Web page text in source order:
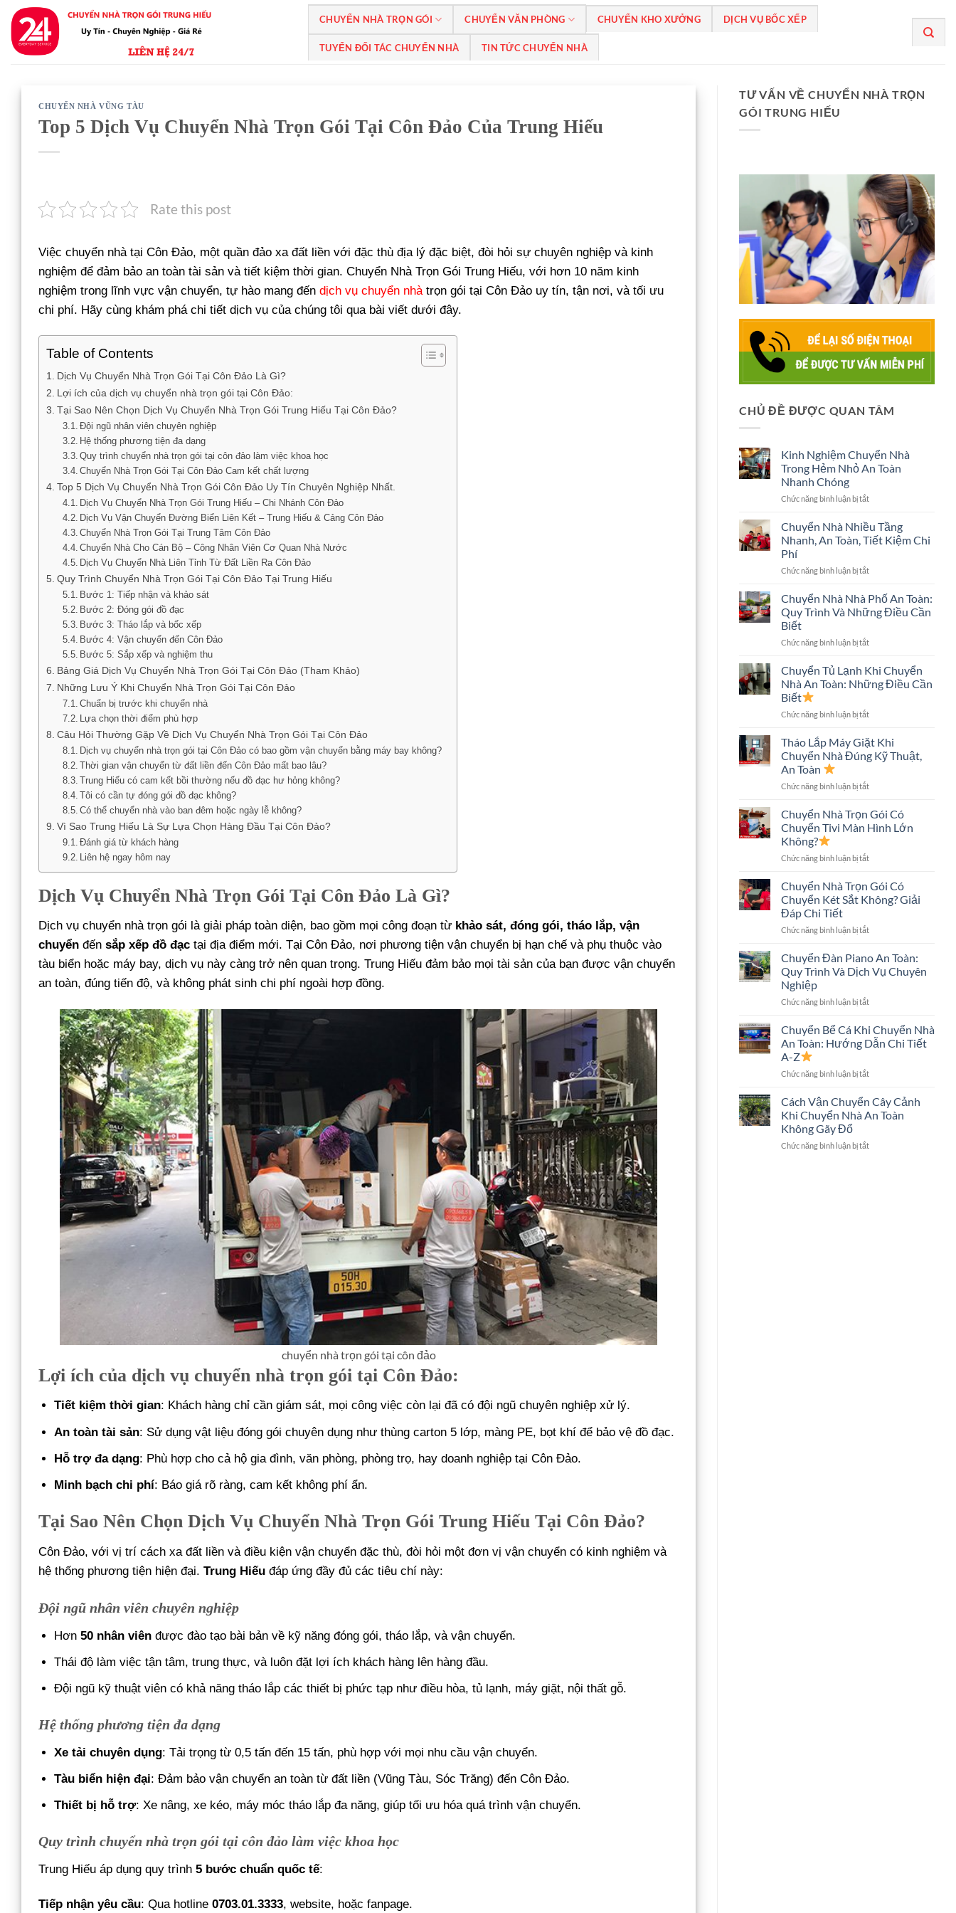
qua
nội
CHUYỂN NHÀ TRỌN GÓI CHUYỂN VĂN PHÒNG CHUYỂN KHO XƯỞNG DỊCH VỤ BỐC XẾP
TUYỂN ĐỐI TÁC CHUYỂN NHÀ TIN TỨC CHUYỂN NHÀ
CHUYỂN NHÀ VŨNG TÀU
Top 5 Dịch Vụ Chuyển Nhà Trọn Gói Tại Côn Đảo Của Trung Hiếu
Rate this post
Việc chuyển nhà tại Côn Đảo, một quần đảo xa đất liền với đặc thù địa lý đặc biệt, đòi hỏi sự chuyên nghiệp và kinh
nghiệm để đảm bảo an toàn tài sản và tiết kiệm thời gian. Chuyển Nhà Trọn Gói Trung Hiếu, với hơn 10 năm kinh
nghiệm trong lĩnh vực vận chuyển, tự hào mang đến dịch vụ chuyển nhà trọn gói tại Côn Đảo uy tín, tận nơi, và tối ưu
chi phí. Hãy cùng khám phá chi tiết dịch vụ của chúng tôi qua bài viết dưới đây.
Table of Contents
Dịch Vụ Chuyển Nhà Trọn Gói Tại Côn Đảo Là Gì?
Lợi ích của dịch vụ chuyển nhà trọn gói tại Côn Đảo:
Tại Sao Nên Chọn Dịch Vụ Chuyển Nhà Trọn Gói Trung Hiếu Tại Côn Đảo?
Đội ngũ nhân viên chuyên nghiệp
Hệ thống phương tiện đa dạng
Quy trình chuyển nhà trọn gói tại côn đảo làm việc khoa học
Chuyển Nhà Trọn Gói Tại Côn Đảo Cam kết chất lượng
Top 5 Dịch Vụ Chuyển Nhà Trọn Gói Côn Đảo Uy Tín Chuyên Nghiệp Nhất.
Dịch Vụ Chuyển Nhà Trọn Gói Trung Hiếu – Chi Nhánh Côn Đảo
Dịch Vụ Vận Chuyển Đường Biển Liên Kết – Trung Hiếu & Cảng Côn Đảo
Chuyển Nhà Trọn Gói Tại Trung Tâm Côn Đảo
Chuyển Nhà Cho Cán Bộ – Công Nhân Viên Cơ Quan Nhà Nước
Dịch Vụ Chuyển Nhà Liên Tỉnh Từ Đất Liền Ra Côn Đảo
Quy Trình Chuyển Nhà Trọn Gói Tại Côn Đảo Tại Trung Hiếu
Bước 1: Tiếp nhận và khảo sát
Bước 2: Đóng gói đồ đạc
Bước 3: Tháo lắp và bốc xếp
Bước 4: Vận chuyển đến Côn Đảo
Bước 5: Sắp xếp và nghiệm thu
Bảng Giá Dịch Vụ Chuyển Nhà Trọn Gói Tại Côn Đảo (Tham Khảo)
Những Lưu Ý Khi Chuyển Nhà Trọn Gói Tại Côn Đảo
Chuẩn bị trước khi chuyển nhà
Lựa chọn thời điểm phù hợp
Câu Hỏi Thường Gặp Về Dịch Vụ Chuyển Nhà Trọn Gói Tại Côn Đảo
Dịch vụ chuyển nhà trọn gói tại Côn Đảo có bao gồm vận chuyển bằng máy bay không?
Thời gian vận chuyển từ đất liền đến Côn Đảo mất bao lâu?
Trung Hiếu có cam kết bồi thường nếu đồ đạc hư hỏng không?
Tôi có cần tự đóng gói đồ đạc không?
Có thể chuyển nhà vào ban đêm hoặc ngày lễ không?
Vì Sao Trung Hiếu Là Sự Lựa Chọn Hàng Đầu Tại Côn Đảo?
Đánh giá từ khách hàng
Liên hệ ngay hôm nay
Dịch Vụ Chuyển Nhà Trọn Gói Tại Côn Đảo Là Gì?
Dịch vụ chuyển nhà trọn gói là giải pháp toàn diện, bao gồm mọi công đoạn từ khảo sát, đóng gói, tháo lắp, vận
chuyển đến sắp xếp đồ đạc tại địa điểm mới. Tại Côn Đảo, nơi phương tiện vận chuyển bị hạn chế và phụ thuộc vào
tàu biển hoặc máy bay, dịch vụ này càng trở nên quan trọng. Trung Hiếu đảm bảo mọi tài sản của bạn được vận chuyển
an toàn, đúng tiến độ, và không phát sinh chi phí ngoài hợp đồng.
chuyển nhà trọn gói tại côn đảo
Lợi ích của dịch vụ chuyển nhà trọn gói tại Côn Đảo:
Tiết kiệm thời gian: Khách hàng chỉ cần giám sát, mọi công việc còn lại đã có đội ngũ chuyên nghiệp xử lý.
An toàn tài sản: Sử dụng vật liệu đóng gói chuyên dụng như thùng carton 5 lớp, màng PE, bọt khí để bảo vệ đồ đạc.
Hỗ trợ đa dạng: Phù hợp cho cả hộ gia đình, văn phòng, phòng trọ, hay doanh nghiệp tại Côn Đảo.
Minh bạch chi phí: Báo giá rõ ràng, cam kết không phí ẩn.
Tại Sao Nên Chọn Dịch Vụ Chuyển Nhà Trọn Gói Trung Hiếu Tại Côn Đảo?
Côn Đảo, với vị trí cách xa đất liền và điều kiện vận chuyển đặc thù, đòi hỏi một đơn vị vận chuyển có kinh nghiệm và
hệ thống phương tiện hiện đại. Trung Hiếu đáp ứng đầy đủ các tiêu chí này:
Đội ngũ nhân viên chuyên nghiệp
Hơn50 nhân viên được đào tạo bài bản về kỹ năng đóng gói, tháo lắp, và vận chuyển.
Thái độ làm việc tận tâm, trung thực, và luôn đặt lợi ích khách hàng lên hàng đầu.
Đội ngũ kỹ thuật viên có khả năng tháo lắp các thiết bị phức tạp như điều hòa, tủ lạnh, máy giặt, nội thất gỗ.
Hệ thống phương tiện đa dạng
Xe tải chuyên dụng: Tải trọng từ 0,5 tấn đến 15 tấn, phù hợp với mọi nhu cầu vận chuyển.
Tàu biển hiện đại: Đảm bảo vận chuyển an toàn từ đất liền (Vũng Tàu, Sóc Trăng) đến Côn Đảo.
Thiết bị hỗ trợ: Xe nâng, xe kéo, máy móc tháo lắp đa năng, giúp tối ưu hóa quá trình vận chuyển.
Quy trình chuyển nhà trọn gói tại côn đảo làm việc khoa học
Trung Hiếu áp dụng quy trình 5 bước chuẩn quốc tế:
Tiếp nhận yêu cầu: Qua hotline 0703.01.3333, website, hoặc fanpage.
TƯ VẤN VỀ CHUYỂN NHÀ TRỌN
GÓI TRUNG HIẾU
CHỦ ĐỀ ĐƯỢC QUAN TÂM
Kinh Nghiệm Chuyển Nhà
Trong Hẻm Nhỏ An Toàn
Nhanh Chóng
Chức năng bình luận bị tắtở
Nghiệm
Chuyển
Nhà
Hẻm
An
Nhanh
Chuyển Nhà Nhiều Tầng
Nhanh, An Toàn, Tiết Kiệm Chi
Phí
Chức năng bình luận bị tắtở
Nhà
Nhiều
Tầng
An
Tiết
Kiệm
Chi
Chuyển Nhà Nhà Phố An Toàn:
Quy Trình Và Những Điều Cần
Biết
Chức năng bình luận bị tắtở
Nhà
Nhà
Phố
Toàn:
Trình
Những
Cần
Chuyển Tủ Lạnh Khi Chuyển
Nhà An Toàn: Những Điều Cần
Biết
Chức năng bình luận bị tắtở
Tủ
Lạnh
Khi
Nhà
Toàn:
Điều
Biết
Tháo Lắp Máy Giặt Khi
Chuyển Nhà Đúng Kỹ Thuật,
An Toàn
Chức năng bình luận bị tắtở
Lắp
Máy
Giặt
Chuyển
Đúng
Thuật,
Toàn
Chuyển Nhà Trọn Gói Có
Chuyển Tivi Màn Hình Lớn
Không?
Chức năng bình luận bị tắtở
Nhà
Trọn
Gói
Chuyển
Màn
Lớn
Chuyển Nhà Trọn Gói Có
Chuyển Két Sắt Không? Giải
Đáp Chi Tiết
Chức năng bình luận bị tắtở
Nhà
Trọn
Gói
Chuyển
Sắt
Không?
Giải
Chi
Chuyển Đàn Piano An Toàn:
Quy Trình Và Dịch Vụ Chuyên
Nghiệp
Chức năng bình luận bị tắtở
Đàn
Piano
An
Quy
Và
Vụ
Nghiệp
Chuyển Bể Cá Khi Chuyển Nhà
An Toàn: Hướng Dẫn Chi Tiết
A-Z
Chức năng bình luận bị tắtở
Bể
Cá
Khi
Nhà
Cách Vận Chuyển Cây Cảnh
Khi Chuyển Nhà An Toàn
Không Gãy Đổ
Chức năng bình luận bị tắtở